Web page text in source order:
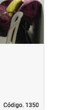
Código. 1350
Código. 1350